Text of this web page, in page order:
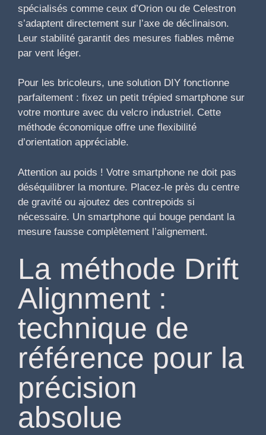
spécialisés comme ceux d’Orion ou de Celestron
s’adaptent directement sur l’axe de déclinaison.
Leur stabilité garantit des mesures fiables même
par vent léger.
Pour les bricoleurs, une solution DIY fonctionne
parfaitement : fixez un petit trépied smartphone sur
votre monture avec du velcro industriel. Cette
méthode économique offre une flexibilité
d’orientation appréciable.
Attention au poids ! Votre smartphone ne doit pas
déséquilibrer la monture. Placez-le près du centre
de gravité ou ajoutez des contrepoids si
nécessaire. Un smartphone qui bouge pendant la
mesure fausse complètement l’alignement.
La méthode Drift
Alignment :
technique de
référence pour la
précision
absolue